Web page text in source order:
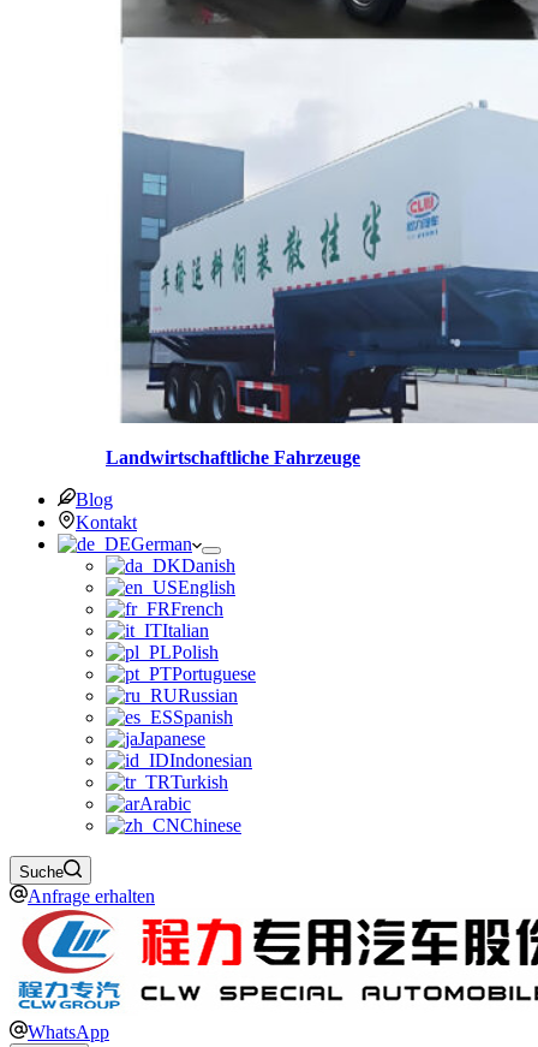
Landwirtschaftliche Fahrzeuge
Blog
Kontakt
German
Danish
English
French
Italian
Polish
Portuguese
Russian
Spanish
Japanese
Indonesian
Turkish
Arabic
Chinese
Suche
Anfrage erhalten
WhatsApp